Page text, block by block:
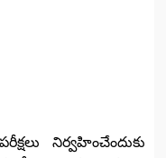
నిర్వహించేందుకు